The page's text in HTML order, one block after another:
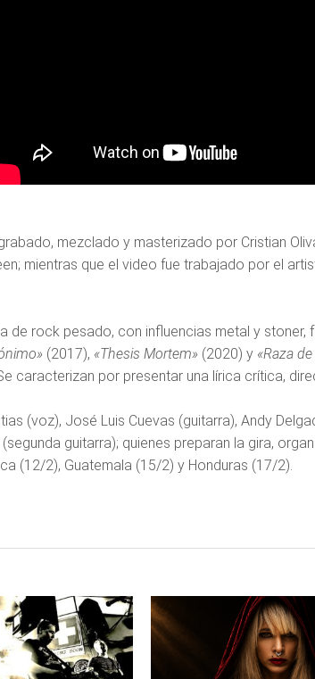
mezclado y masterizado por Cristian
mientras que el video fue trabajado por el
de rock pesado, con influencias metal y stoner,
(2017), «Thesis Mortem»(2020) y «Raza
caracterizan por presentar una lírica crítica,
(voz), José Luis Cuevas (guitarra), Andy
guitarra); quienes preparan la gira,
(12/2), Guatemala (15/2) y Honduras (17/2).
LEER
LEER
MAS